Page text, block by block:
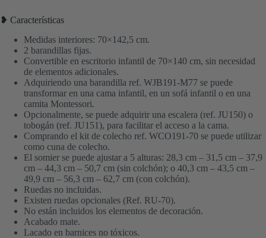
❥ Características
Medidas interiores: 70×142,5 cm.
2 barandillas fijas.
Convertible en escritorio infantil de 70×140 cm, sin necesidad
de elementos adicionales.
Adquiriendo una barandilla ref. WJB191-M77 se puede
transformar en una cama infantil, en un sofá infantil o en una
camita Montessori.
Opcionalmente, se puede adquirir una escalera (ref. JU150) o
tobogán (ref. JU151), para facilitar el acceso a la cama.
Comprando el kit de colecho ref. WCO191-70 se puede utilizar
como cuna de colecho.
El somier se puede ajustar a 5 alturas: 28,3 cm – 31,5 cm – 37,9
cm – 44,3 cm – 50,7 cm (sin colchón); o 40,3 cm – 43,5 cm –
49,9 cm – 56,3 cm – 62,7 cm (con colchón).
Ruedas no incluidas.
Existen ruedas opcionales (Ref. RU-70).
No están incluidos los elementos de decoración.
Acabado mate.
Lacado en barnices no tóxicos.